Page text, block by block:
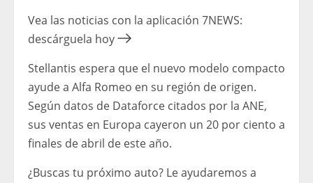
Vea las noticias con la aplicación 7NEWS:
descárguela hoy
Stellantis espera que el nuevo modelo compacto
ayude a Alfa Romeo en su región de origen.
Según datos de Dataforce citados por la ANE,
sus ventas en Europa cayeron un 20 por ciento a
finales de abril de este año.
¿Buscas tu próximo auto? Le ayudaremos a